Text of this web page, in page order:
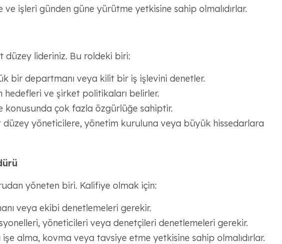
ve işleri günden güne yürütme yetkisine sahip olmalıdırlar.
düzey lideriniz. Bu roldeki biri:
bir departmanı veya kilit bir iş işlevini denetler.
hedefleri ve şirket politikaları belirler.
konusunda çok fazla özgürlüğe sahiptir.
düzey yöneticilere, yönetim kuruluna veya büyük hissedarlara
yöneten biri. Kalifiye olmak için:
veya ekibi denetlemeleri gerekir.
yöneticileri veya denetçileri denetlemeleri gerekir.
işe alma, kovma veya tavsiye etme yetkisine sahip olmalıdırlar.